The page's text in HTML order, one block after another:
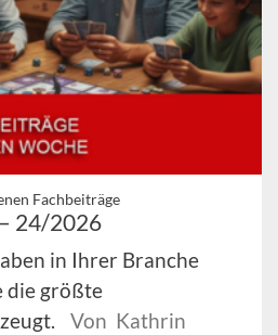
Fachbeiträge
24/2026
in Ihrer Branche
die größte
Von Kathrin